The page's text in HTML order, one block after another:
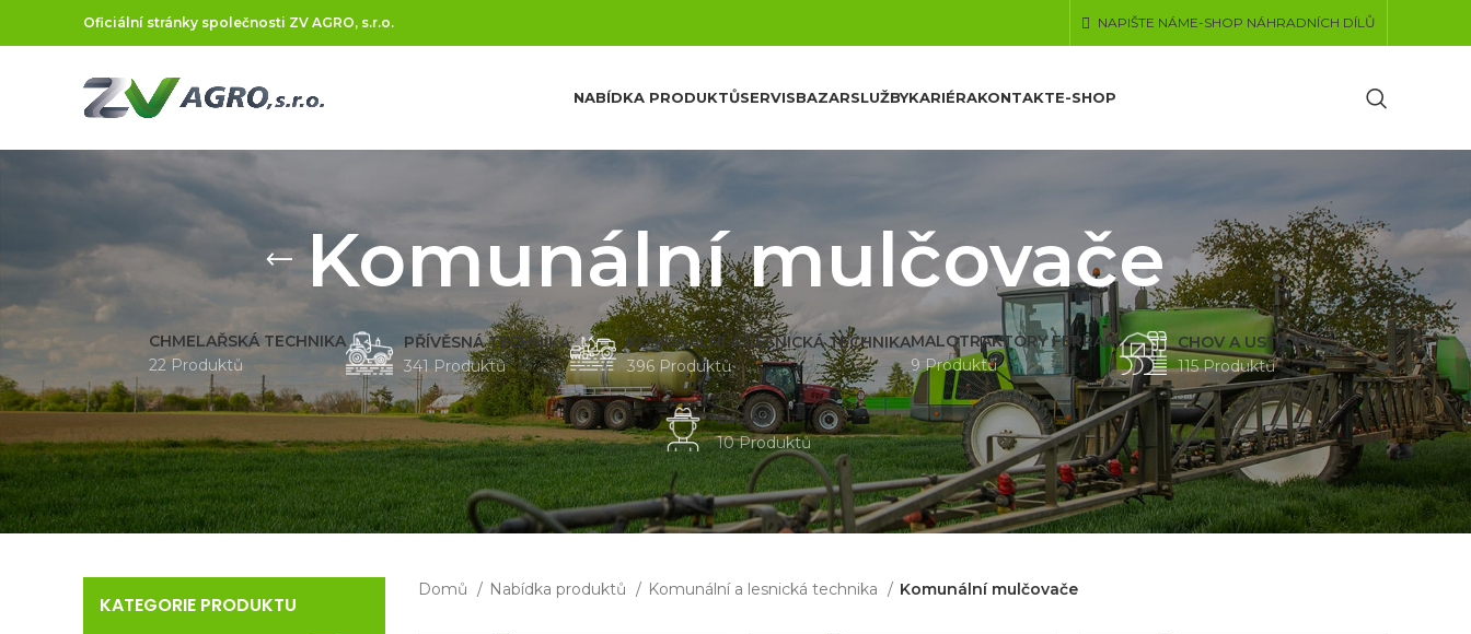
Oficiální stránky společnosti ZV AGRO, s.r.o. NAPIŠTE NÁME-SHOP NÁHRADNÍCH DÍLŮ
NABÍDKA PRODUKTŮSERVISBAZARSLUŽBYKARIÉRAKONTAKTE-SHOP
Komunální mulčovače
CHMELAŘSKÁ TECHNIKA
22 Produktů
PŘÍVĚSNÁ TECHNIKA
341 Produktů
KOMUNÁLNÍ A LESNICKÁ TECHNIKA
396 Produktů
MALOTRAKTORY FERRARI
9 Produktů
CHOV A USTÁJENÍ
115 Produktů
BAZAR
10 Produktů
KATEGORIE PRODUKTU
Domů Nabídka produktů Komunální a lesnická technika Komunální mulčovače